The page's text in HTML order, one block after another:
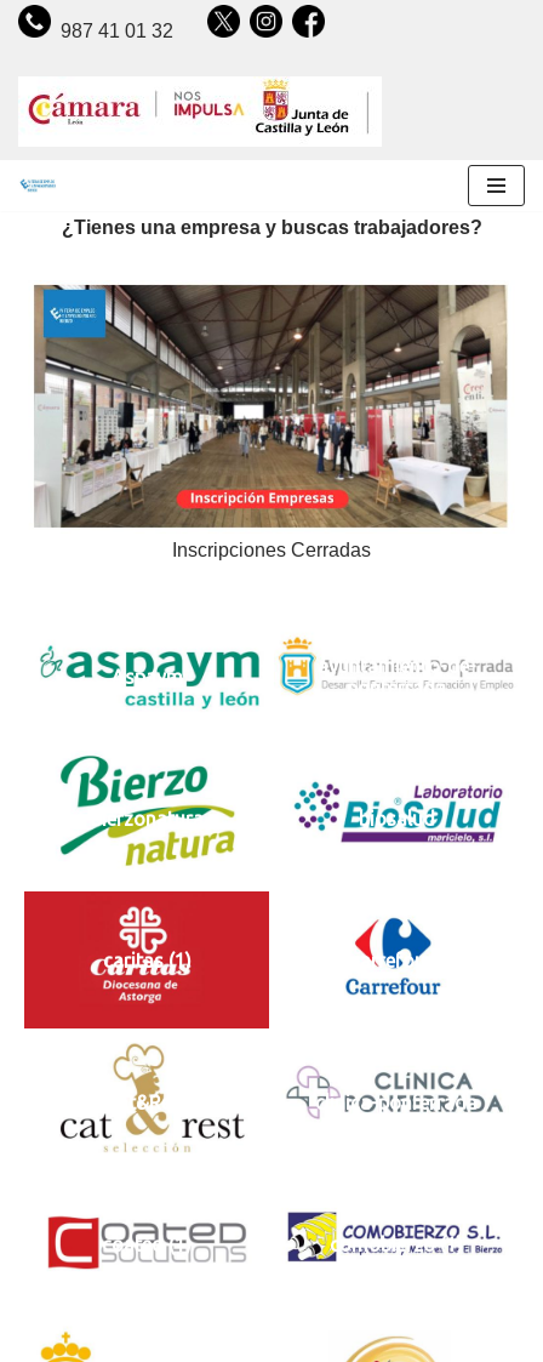
al
987 41 01 32
¿Tienes una empresa y buscas trabajadores?
Inscripciones Cerradas
Aspaym
ayuntamiento-de-
ponferrada
bierzonatura biosalud
caritas (1) carrefour1
Cat&Rest clinica-ponferrada
coated (1) comobierzo (1)